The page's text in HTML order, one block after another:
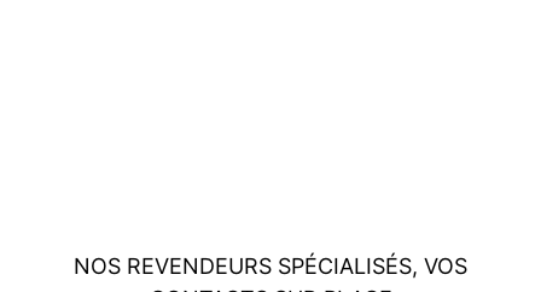
NOS REVENDEURS SPÉCIALISÉS, VOS